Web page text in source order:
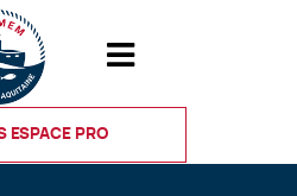
au
contenu
principal
ESPACE PRO